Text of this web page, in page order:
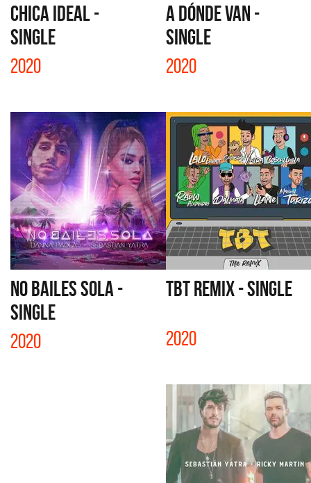
CHICA IDEAL -
SINGLE
2020
A DÓNDE VAN -
SINGLE
2020
NO BAILES SOLA -
SINGLE
2020
TBT REMIX - SINGLE
2020